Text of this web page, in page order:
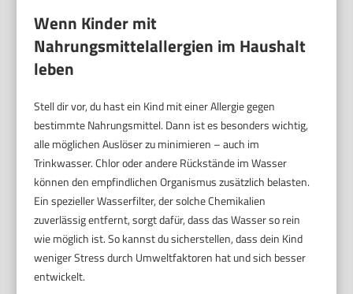
Wenn Kinder mit
Nahrungsmittelallergien im Haushalt
leben
Stell dir vor, du hast ein Kind mit einer Allergie gegen
bestimmte Nahrungsmittel. Dann ist es besonders wichtig,
alle möglichen Auslöser zu minimieren – auch im
Trinkwasser. Chlor oder andere Rückstände im Wasser
können den empfindlichen Organismus zusätzlich belasten.
Ein spezieller Wasserfilter, der solche Chemikalien
zuverlässig entfernt, sorgt dafür, dass das Wasser so rein
wie möglich ist. So kannst du sicherstellen, dass dein Kind
weniger Stress durch Umweltfaktoren hat und sich besser
entwickelt.